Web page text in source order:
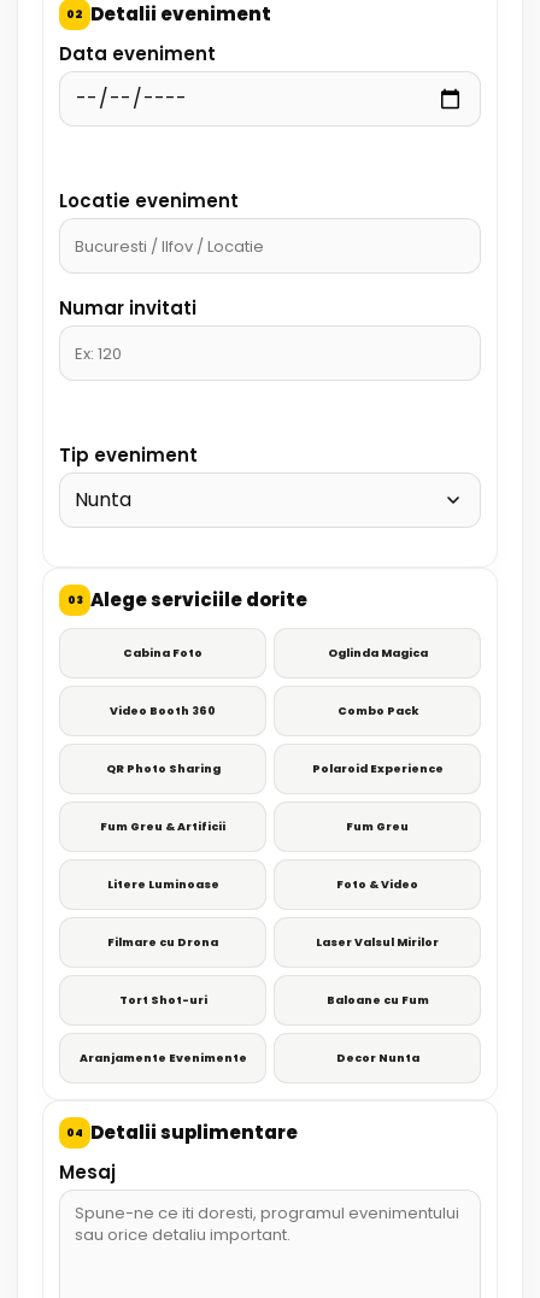
02
Detalii eveniment
Data eveniment
Locatie eveniment
Numar invitati
Tip eveniment
03 Alege serviciile dorite
Cabina Foto Oglinda Magica
Video Booth 360 Combo Pack
QR Photo Sharing Polaroid Experience
Fum Greu & Artificii Fum Greu
Litere Luminoase Foto & Video
Filmare cu Drona Laser Valsul Mirilor
Tort Shot-uri Baloane cu Fum
Aranjamente Evenimente Decor Nunta
04
Detalii suplimentare
Mesaj